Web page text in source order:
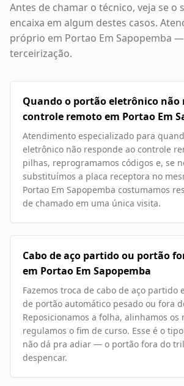
Antes de chamar o técnico, veja se o
encaixa em algum destes casos.
próprio em Portao Em Sapopemba —
terceirização.
Quando o portão eletrônico não
controle remoto em Portao Em
Atendimento especializado para
eletrônico não responde ao controle
pilhas, reprogramamos códigos e, se
substituímos a placa receptora no
Portao Em Sapopemba costumamos
de chamado em uma única visita.
Cabo de aço partido ou portão
em Portao Em Sapopemba
Fazemos troca de cabo de aço partido
de portão automático pesado ou fora
Reposicionamos a folha, alinhamos os
regulamos o fim de curso. Esse é o
não dá pra adiar — o portão fora do
despencar.